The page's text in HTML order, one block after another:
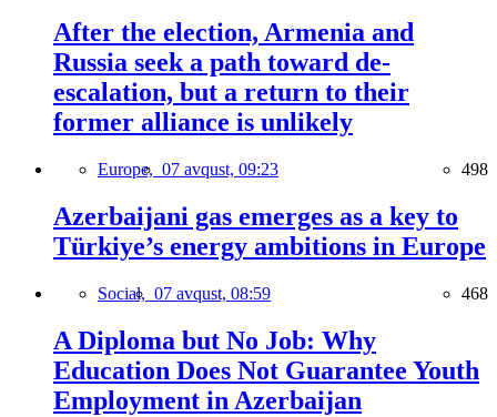
After the election, Armenia and
Russia seek a path toward de-
escalation, but a return to their
former alliance is unlikely
Europe, 07 avqust, 09:23 498
Azerbaijani gas emerges as a key to
Türkiye’s energy ambitions in Europe
Social, 07 avqust, 08:59 468
A Diploma but No Job: Why
Education Does Not Guarantee Youth
Employment in Azerbaijan